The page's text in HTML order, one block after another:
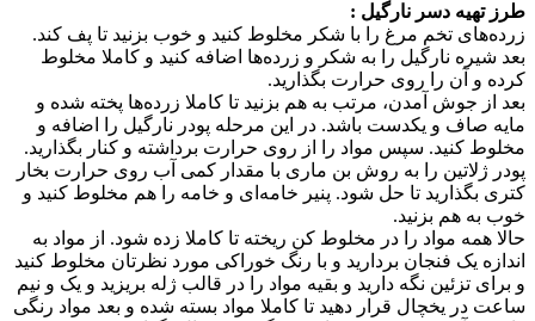
طرز تهیه دسر نارگیل :
زرده‌های تخم مرغ را با شکر مخلوط کنید و خوب بزنید تا پف کند.
بعد شیره نارگیل را به شکر و زرده‌ها اضافه کنید و کاملا مخلوط
کرده و آن را روی حرارت بگذارید.
بعد از جوش آمدن، مرتب به هم بزنید تا کاملا زرده‌ها پخته شده و
مایه صاف و یکدست باشد.‌ در این مرحله پودر نارگیل را اضافه و
مخلوط کنید. سپس مواد را از روی حرارت برداشته و کنار بگذارید. ‌
پودر ژلاتین را به روش بن ماری با مقدار کمی آب روی حرارت بخار
کتری بگذارید تا حل شود. پنیر خامه‌ای و خامه را هم مخلوط کنید و
خوب به هم بزنید.
حالا همه مواد را در مخلوط کن ریخته تا کاملا زده شود. از مواد به
اندازه یک فنجان بردارید و با رنگ خوراکی مورد نظرتان مخلوط کنید
و برای تزئین نگه دارید و بقیه مواد را در قالب ژله بریزید و یک و نیم‌
ساعت در یخچال قرار دهید تا کاملا مواد بسته شده و بعد مواد رنگی